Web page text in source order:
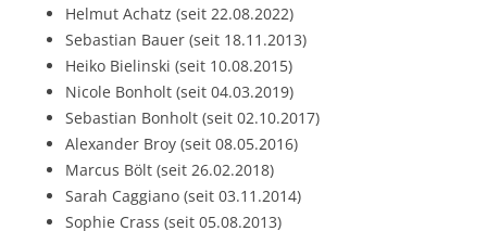
Helmut Achatz (seit 22.08.2022)
Sebastian Bauer (seit 18.11.2013)
Heiko Bielinski (seit 10.08.2015)
Nicole Bonholt (seit 04.03.2019)
Sebastian Bonholt (seit 02.10.2017)
Alexander Broy (seit 08.05.2016)
Marcus Bölt (seit 26.02.2018)
Sarah Caggiano (seit 03.11.2014)
Sophie Crass (seit 05.08.2013)